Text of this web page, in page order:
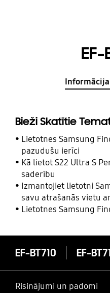
EF-
Bieži Skatītie
Lietotnes Samsung
pazudušu ierīci
Kā lietot S22 Ultra S
saderību
Izmantojiet lietotni
savu atrašanās vietu
un citām
Lietotnes Samsung
EF-BT710 EF-
Risinājumi un padomi